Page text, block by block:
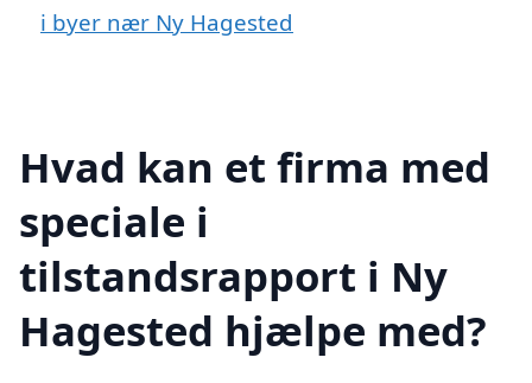
i byer nær Ny Hagested
Hvad kan et firma med
speciale i
tilstandsrapport i Ny
Hagested hjælpe med?